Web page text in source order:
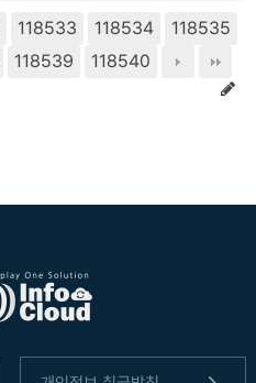
118533 118534
118535
118539 118540